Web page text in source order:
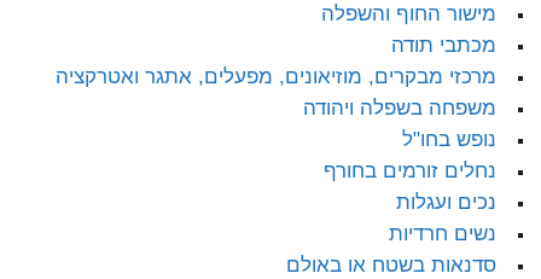
מישור החוף והשפלה
מכתבי תודה
מרכזי מבקרים, מוזיאונים, מפעלים, אתגר ואטרקציה
משפחה בשפלה ויהודה
נופש בחו"ל
נחלים זורמים בחורף
נכים ועגלות
נשים חרדיות
סדנאות בשטח או באולם